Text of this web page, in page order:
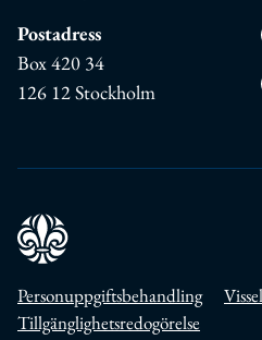
Postadress
Box 420 34
126 12 Stockholm
Personuppgiftsbehandling
Tillgänglighetsredogörelse